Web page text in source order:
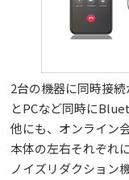
2台の機器に同時接
とPCなど同時に
他にも、オンライン
本体の左右それぞれ
ノイズリダクション